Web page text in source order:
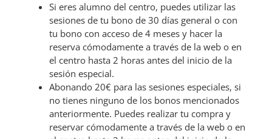
Si eres alumno del centro, puedes utilizar las
sesiones de tu bono de 30 días general o con
tu bono con acceso de 4 meses y hacer la
reserva cómodamente a través de la web o en
el centro hasta 2 horas antes del inicio de la
sesión especial.
Abonando 20€ para las sesiones especiales, si
no tienes ninguno de los bonos mencionados
anteriormente. Puedes realizar tu compra y
reservar cómodamente a través de la web o en